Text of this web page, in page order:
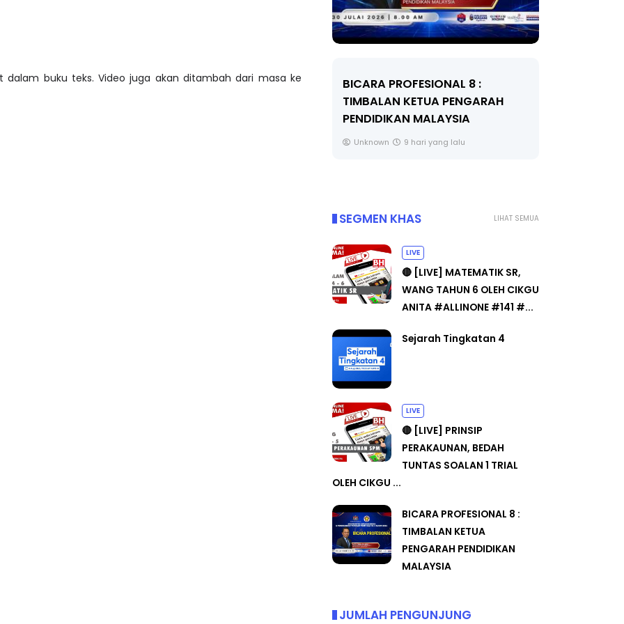
dalam buku teks. Video juga akan ditambah dari masa ke
4 LIVE
BICARA PROFESIONAL 8 :
TIMBALAN KETUA PENGARAH
PENDIDIKAN MALAYSIA
Unknown 9 hari yang lalu
LIHAT SEMUA
SEGMEN KHAS
LIVE
🔴 [LIVE] MATEMATIK SR,
WANG TAHUN 6 OLEH CIKGU
ANITA #ALLINONE #141 #...
Sejarah Tingkatan 4
LIVE
🔴 [LIVE] PRINSIP
PERAKAUNAN, BEDAH
TUNTAS SOALAN 1 TRIAL
OLEH CIKGU ...
BICARA PROFESIONAL 8 :
TIMBALAN KETUA
PENGARAH PENDIDIKAN
MALAYSIA
JUMLAH PENGUNJUNG